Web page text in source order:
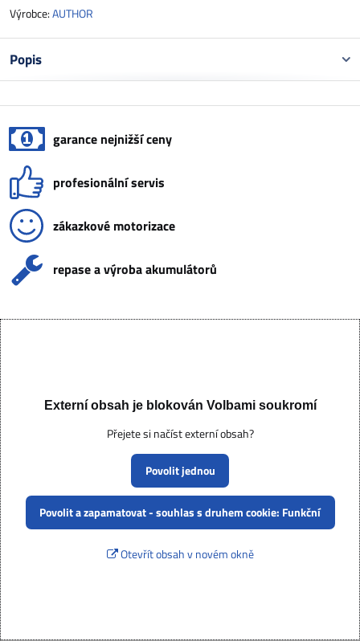
Výrobce:AUTHOR
Popis
garance nejnižší ceny
profesionální servis
zákazkové motorizace
repase a výroba akumulátorů
Externí obsah je blokován Volbami soukromí
Přejete si načíst externí obsah?
Povolit jednou
Povolit a zapamatovat - souhlas s druhem cookie: Funkční
Otevřít obsah v novém okně